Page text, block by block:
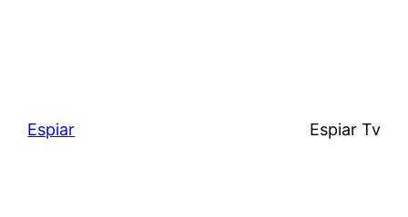
Espiar Espiar Tv